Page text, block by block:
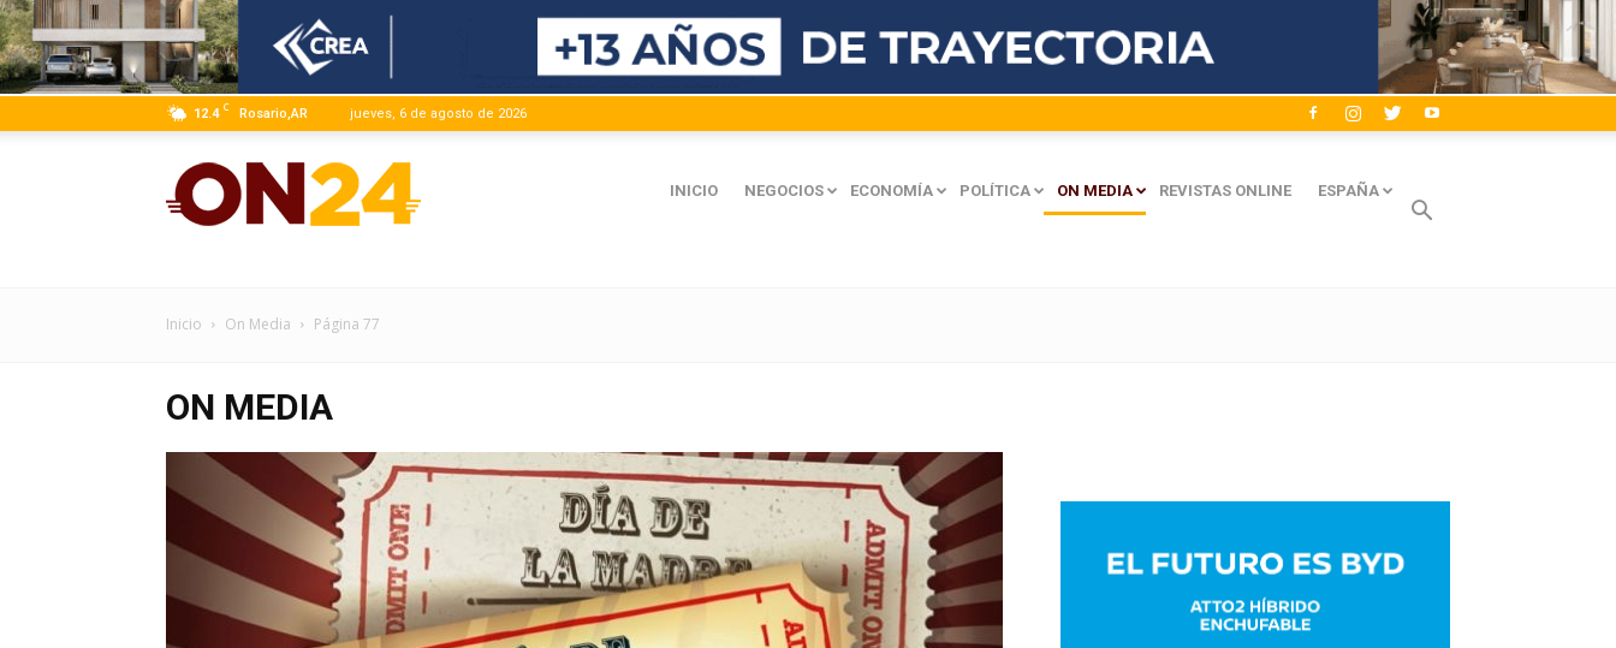
12.4 C Rosario,AR jueves, 6 de agosto de 2026
Información
Precisa.
INICIO NEGOCIOS ECONOMÍA POLÍTICA ON MEDIA REVISTAS ONLINE ESPAÑA
Inicio On Media Página 77
ON MEDIA